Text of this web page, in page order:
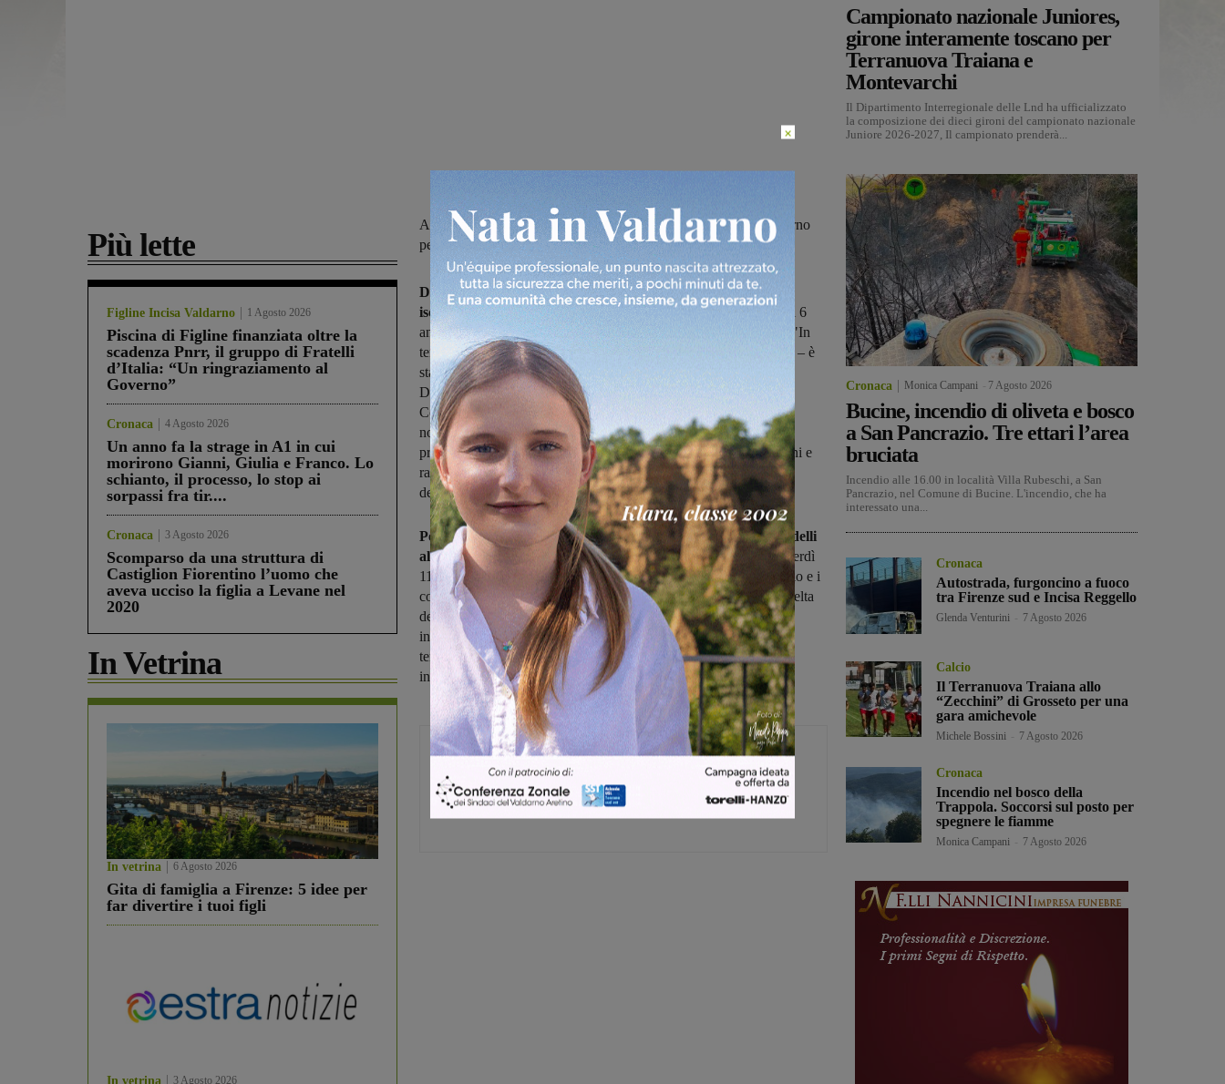
Più lette
Figline Incisa Valdarno 1 Agosto 2026
Piscina di Figline finanziata oltre la
scadenza Pnrr, il gruppo di Fratelli
d’Italia: “Un ringraziamento al
Governo”
Cronaca 4 Agosto 2026
Un anno fa la strage in A1 in cui
morirono Gianni, Giulia e Franco. Lo
schianto, il processo, lo stop ai
sorpassi fra tir....
Cronaca 3 Agosto 2026
Scomparso da una struttura di
Castiglion Fiorentino l’uomo che
aveva ucciso la figlia a Levane nel
2020
In Vetrina
In vetrina 6 Agosto 2026
Gita di famiglia a Firenze: 5 idee per
far divertire i tuoi figli
In vetrina 3 Agosto 2026
Aperte le iscrizioni ai centri estivi del Comune di Rignano sull’Arno
per bambini e ragazzi dai 3 ai 13 anni
Da giovedì 3 a venerdì 11 giugno sono aperte a Rignano le
iscrizioni alle attività estive
“Giocamondo” (per bambini dai 3 ai 6
anni) e “Campo Solare” (per bambini e ragazzi dai 7 ai 13 anni). "In
tema di costi a carico delle famiglie – annuncia l’Assessore Tinuti – è
stato possibile utilizzare le risorse messe a disposizione dal
Dipartimento per le Politiche della Famiglia della Presidenza del
Consiglio dei Ministri, riuscendo così a ridurre del 50% le tariffe
normalmente previste a carico dei residenti. Ciò nell'ottica di
promuovere la massima partecipazione possibile dei nostri bambini e
ragazzi alle attività di animazione, intrattenimento e sport a loro
dedicate e “finalmente” con una socialità più libera."
Per procedere con le iscrizioni sarà necessario utilizzare i modelli
allegatinella pagina dedicataseguendo le indicazioni entro venerdì
11 giugno. Nella brochure allegatatutte le informazioni di dettaglio e i
costi settimanali dei servizi offerti. Inoltre, per favorire la libera scelta
delle famiglie, all'interno della stessa brochure sono presenti le
indicazioni delle offerte predisposte da alcune associazioni del
territorio sempre dedicate alle attività estive. Per le relative
informazioni occorrerà rivolgersi direttamente ai contatti indicati.
Glenda Venturini
Capo redattore
Campionato nazionale Juniores,
girone interamente toscano per
Terranuova Traiana e
Montevarchi
Il Dipartimento Interregionale delle Lnd ha ufficializzato
la composizione dei dieci gironi del campionato nazionale
Juniore 2026-2027, Il campionato prenderà...
Cronaca Monica Campani 7 Agosto 2026
Bucine, incendio di oliveta e bosco
a San Pancrazio. Tre ettari l’area
bruciata
Incendio alle 16.00 in località Villa Rubeschi, a San
Pancrazio, nel Comune di Bucine. L'incendio, che ha
interessato una...
Cronaca
Autostrada, furgoncino a fuoco
tra Firenze sud e Incisa Reggello
Glenda Venturini 7 Agosto 2026
Calcio
Il Terranuova Traiana allo
“Zecchini” di Grosseto per una
gara amichevole
Michele Bossini 7 Agosto 2026
Cronaca
Incendio nel bosco della
Trappola. Soccorsi sul posto per
spegnere le fiamme
Monica Campani 7 Agosto 2026
×